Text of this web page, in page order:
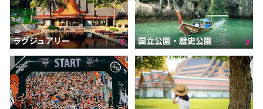
ラグジュアリー 国立公園・歴史公園